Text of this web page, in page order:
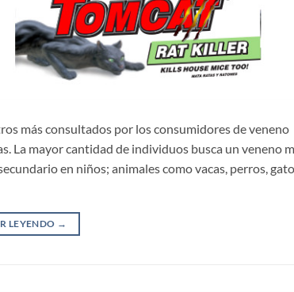
más consultados por los consumidores de veneno
La mayor cantidad de individuos busca un veneno
en niños; animales como vacas, perros,
LEYENDO →